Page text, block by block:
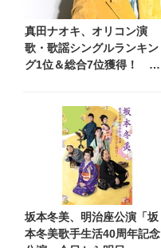
真田ナオキ、オリコン演
歌・歌謡シングルランキン
グ1位＆総合7位獲得！ 夏
坂本冬美、明治座公演「坂
本冬美歌手生活40周年記念